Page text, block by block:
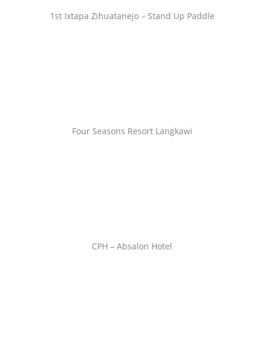
1st Ixtapa Zihuatanejo – Stand Up Paddle
Four Seasons Resort Langkawi
CPH – Absalon Hotel